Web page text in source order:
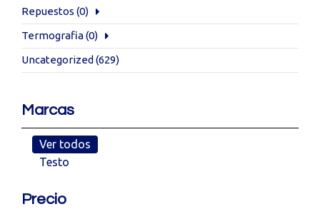
Repuestos (0)
Termografia(0)
Uncategorized (629)
Marcas
Ver todos
Testo
Precio